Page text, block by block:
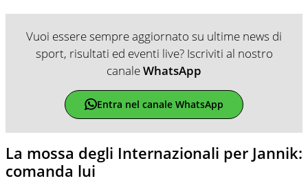
Vuoi essere sempre aggiornato su ultime news di
sport, risultati ed eventi live? Iscriviti al nostro
canaleWhatsApp
Entra nel canale WhatsApp
La mossa degli Internazionali per Jannik:
comanda lui